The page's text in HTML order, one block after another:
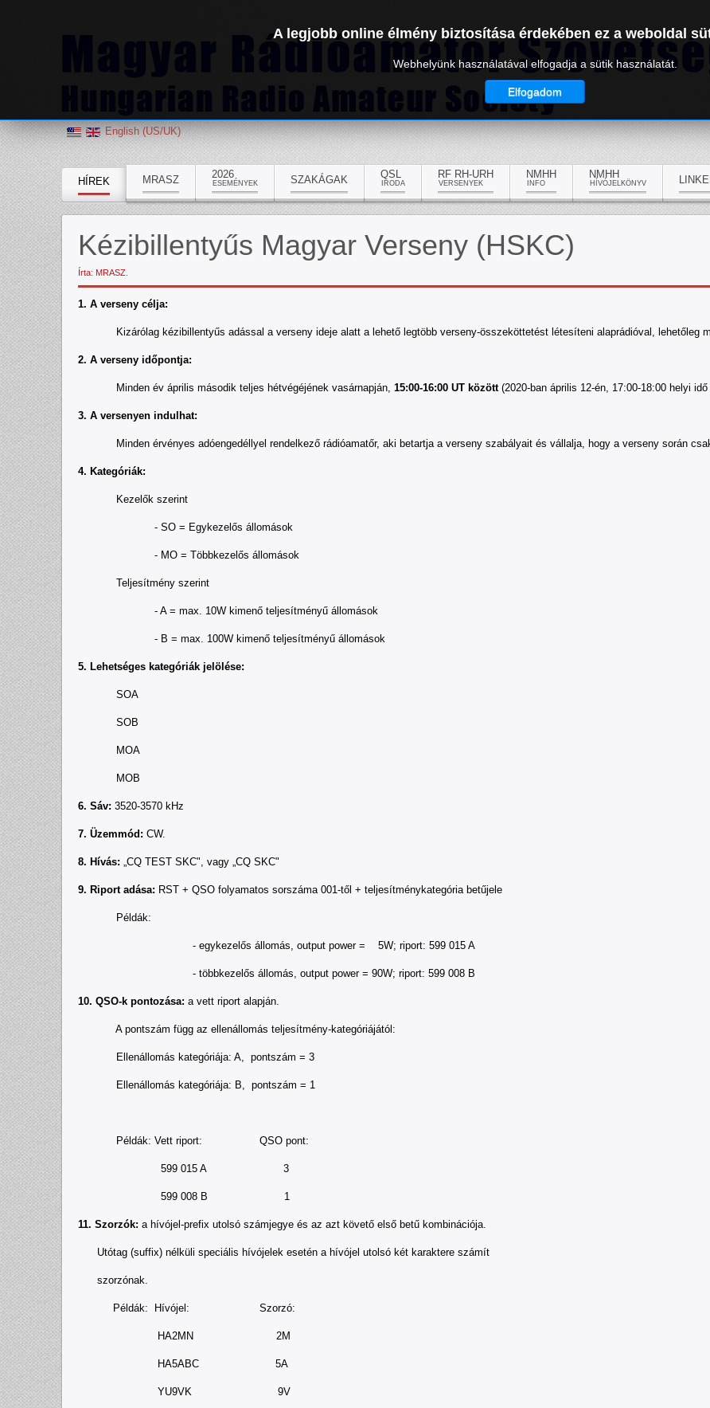
English (US/UK)
HÍREK MRASZ 2026
ESEMÉNYEK SZAKÁGAK QSL
IRODA
RF RH-URH
VERSENYEK
NMHH
INFO
NMHH
HÍVÓJELKÖNYV
Kézibillentyűs Magyar Verseny (HSKC)
Írta: MRASZ.
1. A verseny célja:
Kizárólag kézibillentyűs adással a verseny ideje alatt a lehető legtöbb verseny-összeköttetést létesíteni alaprádióval, lehetőleg
2. A verseny időpontja:
Minden év április második teljes hétvégéjének vasárnapján, 15:00-16:00 UT között(2020-ban április 12-én, 17:00-18:00 helyi
3. A versenyen indulhat:
Minden érvényes adóengedéllyel rendelkező rádióamatőr, aki betartja a verseny szabályait és vállalja, hogy a verseny során
4. Kategóriák:
Kezelők szerint
- SO = Egykezelős állomások
- MO = Többkezelős állomások
Teljesítmény szerint
- A = max. 10W kimenő teljesítményű állomások
- B = max. 100W kimenő teljesítményű állomások
5. Lehetséges kategóriák jelölése:
SOA
SOB
MOA
MOB
6. Sáv: 3520-3570 kHz
7. Üzemmód: CW.
8. Hívás: „CQ TEST SKC", vagy „CQ SKC"
9. Riport adása: RST + QSO folyamatos sorszáma 001-től + teljesítménykategória betűjele
Példák:
- egykezelős állomás, output power = 5W; riport: 599 015 A
- többkezelős állomás, output power = 90W; riport: 599 008 B
10. QSO-k pontozása: a vett riport alapján.
A pontszám függ az ellenállomás teljesítmény-kategóriájától:
Ellenállomás kategóriája: A, pontszám = 3
Ellenállomás kategóriája: B, pontszám = 1
Példák: Vett riport: QSO pont:
599 015 A 3
599 008 B 1
11. Szorzók: a hívójel-prefix utolsó számjegye és az azt követő első betű kombinációja.
Utótag (suffix) nélküli speciális hívójelek esetén a hívójel utolsó két karaktere számít
szorzónak.
Példák: Hívójel: Szorzó:
HA2MN 2M
HA5ABC 5A
YU9VK 9V
A legjobb online élmény biztosítása érdekében ez a weboldal
Webhelyünk használatával elfogadja a sütik használatát.
Elfogadom